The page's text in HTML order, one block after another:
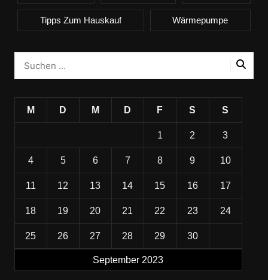
Tipps Zum Hauskauf Wärmepumpe
September 2023
M D M D F S S
1 2 3
4 5 6 7 8 9 10
11 12 13 14 15 16 17
18 19 20 21 22 23 24
25 26 27 28 29 30